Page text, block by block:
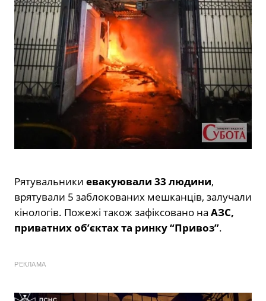
Рятувальники евакуювали 33 людини,
врятували 5 заблокованих мешканців, залучали
кінологів. Пожежі також зафіксовано на АЗС,
приватних об’єктах та ринку “Привоз”.
РЕКЛАМА